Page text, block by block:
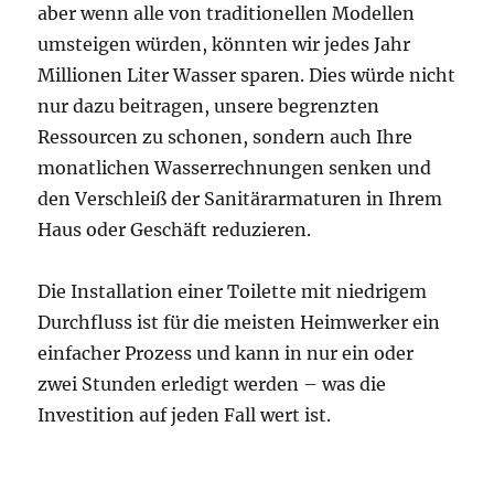
aber wenn alle von traditionellen Modellen
umsteigen würden, könnten wir jedes Jahr
Millionen Liter Wasser sparen. Dies würde nicht
nur dazu beitragen, unsere begrenzten
Ressourcen zu schonen, sondern auch Ihre
monatlichen Wasserrechnungen senken und
den Verschleiß der Sanitärarmaturen in Ihrem
Haus oder Geschäft reduzieren.
Die Installation einer Toilette mit niedrigem
Durchfluss ist für die meisten Heimwerker ein
einfacher Prozess und kann in nur ein oder
zwei Stunden erledigt werden – was die
Investition auf jeden Fall wert ist.